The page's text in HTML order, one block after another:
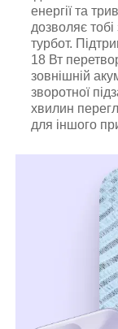
енергії та
дозволяє
турбот.
18 Вт
зовнішній
зворотної
хвилин
для іншого